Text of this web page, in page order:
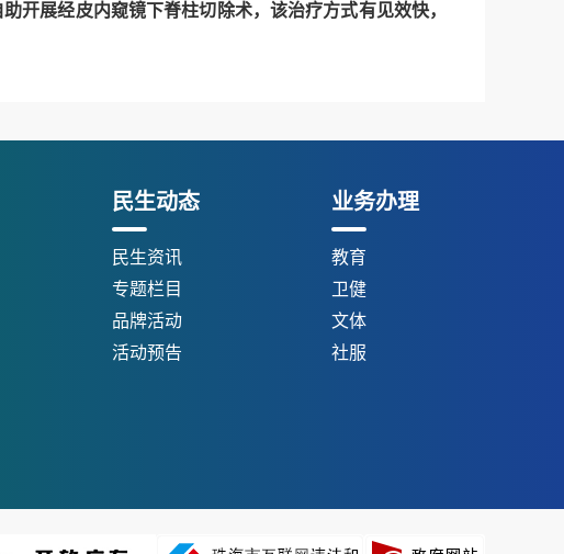
开展经皮内窥镜下脊柱切除术，该治疗方式有见效快，
民生动态
民生资讯
专题栏目
品牌活动
活动预告
业务办理
教育
卫健
文体
社服